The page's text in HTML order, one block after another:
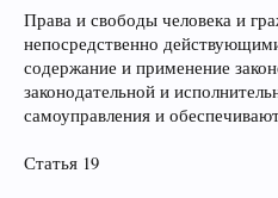
Права и свободы человека и
непосредственно
содержание и применение
законодательной и
самоуправления и
Статья 19